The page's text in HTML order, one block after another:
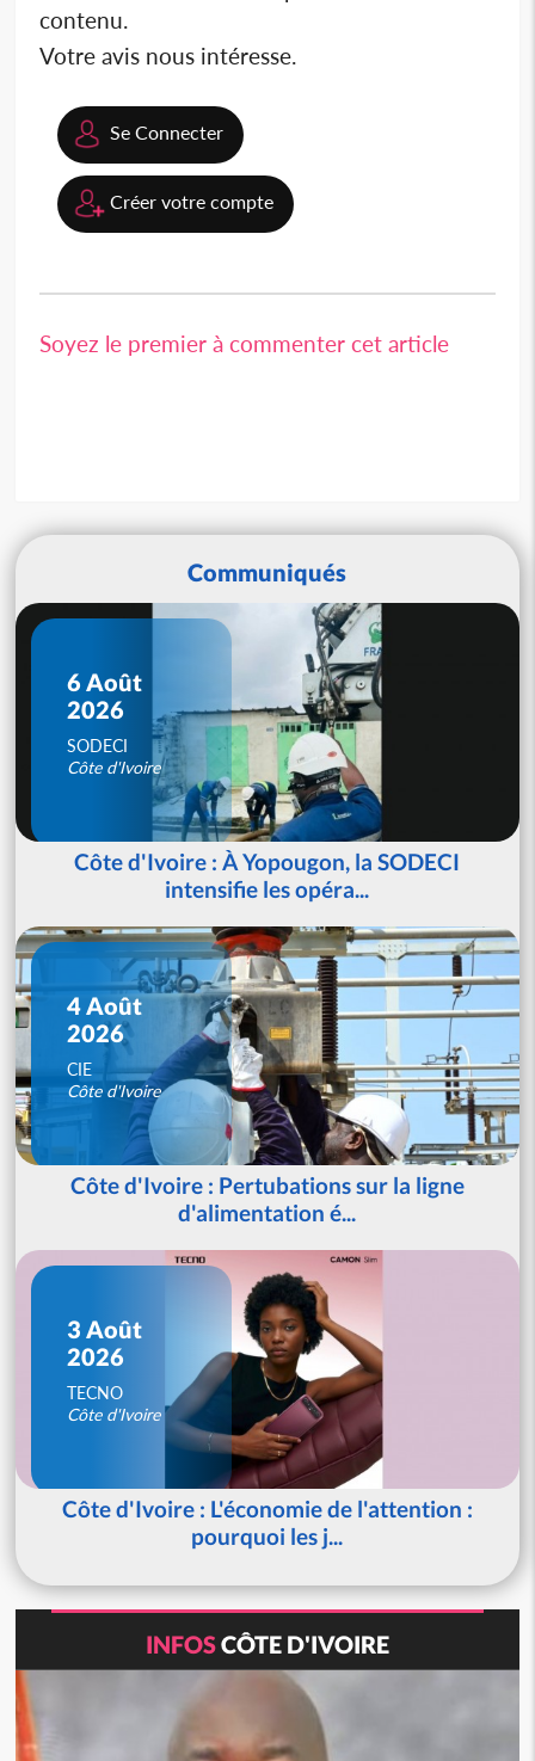
contenu.
Votre avis nous intéresse.
Se Connecter
Créer votre compte
Soyez le premier à commenter cet article
Communiqués
6 Août
2026
SODECI
Côte d'Ivoire
Côte d'Ivoire : À Yopougon, la SODECI
intensifie les opéra...
4 Août
2026
CIE
Côte d'Ivoire
Côte d'Ivoire : Pertubations sur la ligne
d'alimentation é...
3 Août
2026
TECNO
Côte d'Ivoire
Côte d'Ivoire : L'économie de l'attention :
pourquoi les j...
INFOSCÔTE D'IVOIRE